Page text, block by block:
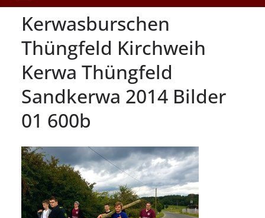
Kerwasburschen
Thüngfeld Kirchweih
Kerwa Thüngfeld
Sandkerwa 2014 Bilder
01 600b